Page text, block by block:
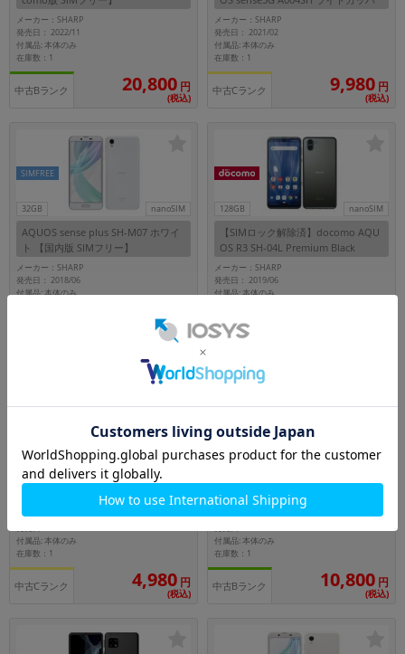
メーカー：SHARP
発売日： 2022/11
付属品: 本体のみ
在庫数：1
中古Bランク 20,800 円
(税込)
ー
メーカー：SHARP
発売日： 2021/02
付属品: 本体のみ
在庫数：1
中古Cランク 9,980 円
(税込)
32GB nanoSIM
SIMFREE
AQUOS sense plus SH-M07 ホワイ
ト 【国内版 SIMフリー】
メーカー：SHARP
発売日： 2018/06
付属品: 本体のみ
5,980
(税込)
128GB nanoSIM
【SIMロック解除済】docomo AQU
OS R3 SH-04L Premium Black
メーカー：SHARP
発売日： 2019/06
付属品: 本体のみ
中古Cランク
64GB nanoSIM
【SIMロック解除済】au AQUOS R S
HV39 ZIRCONIA WHITE
メーカー：SHARP
付属品: 本体のみ
在庫数：1
中古Cランク 4,980 円
(税込)
64GB nanoSIM
AQUOS wish SH-M20 Charcoal【R
AM4GB/ROM64GB/楽天版 SIMフリ
メーカー：SHARP
付属品: 本体のみ
在庫数：1
中古Bランク 10,800 円
(税込)